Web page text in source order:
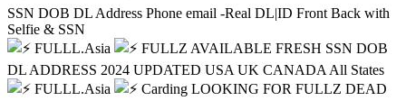
SSN DOB DL Address Phone email -Real DL|ID Front Back with
Selfie & SSN
FULLL.Asia
FULLZ AVAILABLE FRESH SSN DOB
DL ADDRESS 2024 UPDATED USA UK CANADA All States
FULLL.Asia
Carding LOOKING FOR FULLZ DEAD